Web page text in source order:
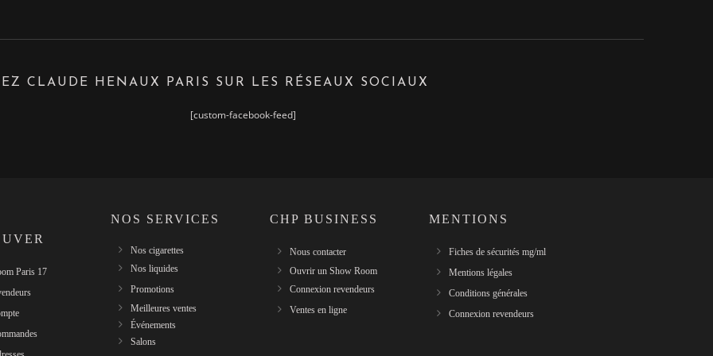
CLAUDE HENAUX PARIS SUR LES RÉSEAUX SOCIAUX
[custom-facebook-feed]
Paris 17
NOS SERVICES
Nos cigarettes
Nos liquides
Promotions
Meilleures ventes
Événements
Salons
CHP BUSINESS
Nous contacter
Ouvrir un Show Room
Connexion revendeurs
Ventes en ligne
MENTIONS
Fiches de sécurités mg/ml
Mentions légales
Conditions générales
Connexion revendeurs